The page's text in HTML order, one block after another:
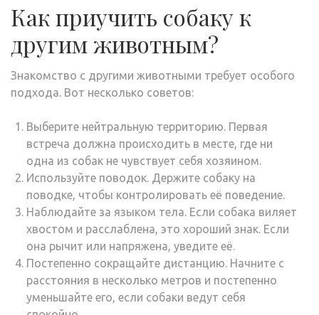
Как приучить собаку к
другим животным?
Знакомство с другими животными требует особого
подхода. Вот несколько советов:
Выберите нейтральную территорию. Первая
встреча должна происходить в месте, где ни
одна из собак не чувствует себя хозяином.
Используйте поводок. Держите собаку на
поводке, чтобы контролировать её поведение.
Наблюдайте за языком тела. Если собака виляет
хвостом и расслаблена, это хороший знак. Если
она рычит или напряжена, уведите её.
Постепенно сокращайте дистанцию. Начните с
расстояния в несколько метров и постепенно
уменьшайте его, если собаки ведут себя